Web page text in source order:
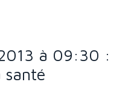
à 09:30 :
santé